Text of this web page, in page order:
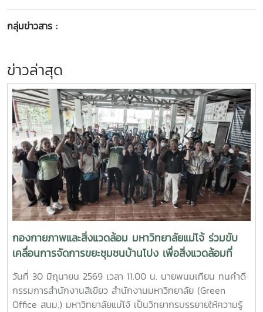
กลุ่มข่าวสาร :
ข่าวล่าสุด
กองกายภาพและสิ่งแวดล้อม มหาวิทยาลัยแม่โจ้ ร่วมขับ
เคลื่อนการจัดการขยะชุมชนบ้านโปง เพื่อสิ่งแวดล้อมที่
ยั่งยืน
วันที่ 30 มิถุนายน 2569 เวลา 11.00 น. นายพนมเทียน ทนคำดี
กรรมการสำนักงานสีเขียว สำนักงานมหาวิทยาลัย (Green
Office สนม.) มหาวิทยาลัยแม่โจ้ เป็นวิทยากรบรรยายให้ความรู้